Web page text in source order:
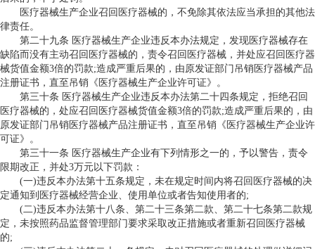
医疗器械生产企业召回医疗器械的，不免除其依法应当承担的其他法
律责任。
第二十九条 医疗器械生产企业违反本办法规定，发现医疗器械存在
缺陷而没有主动召回医疗器械的，责令召回医疗器械，并处应召回医疗器
械货值金额3倍的罚款;造成严重后果的，由原发证部门吊销医疗器械产品
注册证书，直至吊销《医疗器械生产企业许可证》。
第三十条 医疗器械生产企业违反本办法第二十四条规定，拒绝召回
医疗器械的，处应召回医疗器械货值金额3倍的罚款;造成严重后果的，由
原发证部门吊销医疗器械产品注册证书，直至吊销《医疗器械生产企业许
可证》。
第三十一条 医疗器械生产企业有下列情形之一的，予以警告，责令
限期改正，并处3万元以下罚款：
(一)违反本办法第十五条规定，未在规定时间内将召回医疗器械的决
定通知到医疗器械经营企业、使用单位或者告知使用者的;
(二)违反本办法第十八条、第二十三条第二款、第二十七条第二款规
定，未按照药品监督管理部门要求采取改正措施或者重新召回医疗器械
的;